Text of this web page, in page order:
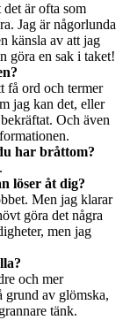
det är ofta som
Jag är någorlunda
känsla av att jag
göra en sak i taket!
få ord och termer
jag kan det, eller
Och även
har bråttom?
löser åt dig?
Men jag klarar
göra det några
men jag
och mer
grund av glömska,
tänk.